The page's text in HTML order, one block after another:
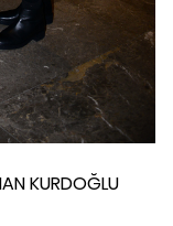
KURDOĞLU